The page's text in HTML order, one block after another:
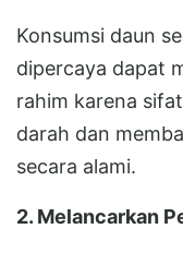
Konsumsi daun
dipercaya dapat
rahim karena
darah dan
secara alami.
2. Melancarkan